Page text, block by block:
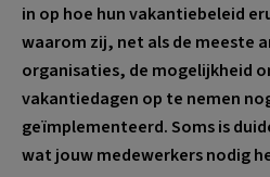
in op hoe hun vakantiebeleid
waarom zij, net als de meeste
organisaties, de mogelijkheid
vakantiedagen op te nemen
geïmplementeerd. Soms is
wat jouw medewerkers nodig